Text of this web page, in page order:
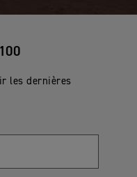
les dernières